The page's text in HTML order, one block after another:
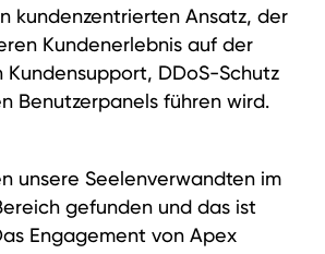
kundenzentrierten Ansatz, der
Kundenerlebnis auf der
Kundensupport, DDoS-Schutz
Benutzerpanels führen wird.
unsere Seelenverwandten im
gefunden und das ist
Engagement von Apex